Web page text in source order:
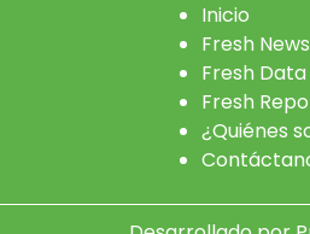
Inicio
Fresh News
Fresh Data
Fresh
¿Quiénes